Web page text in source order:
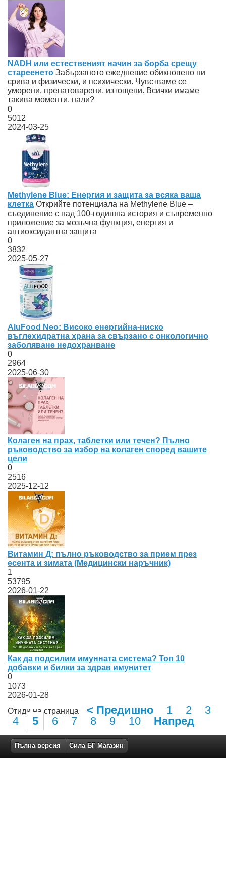
NADH или естественият начин за борба срещу
стареенето Забързаното ежедневие обикновено ни
срива и физически, и психически. Чувстваме се
уморени, пренатоварени, изтощени. Всички имаме
такива моменти, нали?
0
5012
2024-03-25
Methylene Blue: Енергия и защита за всяка ваша
клетка Открийте потенциала на Methylene Blue –
съединение с над 100-годишна история и съвременно
приложение за мозъчна функция, енергия и
антиоксидантна защита
0
3832
2025-05-27
AluFood Neo: Високо енергийна-ниско
въглехидратна храна за свързано с онкологично
заболяване недохранване
0
2964
2025-06-30
Колаген на прах, таблетки или течен? Пълно
ръководство за избор на колаген според вашите
цели
0
2516
2025-12-12
Витамин Д: пълно ръководство за прием през
есента и зимата (Медицински наръчник)
1
53795
2026-01-22
Как да подсилим имунната система? Топ 10
добавки и билки за здрав имунитет
0
1073
2026-01-28
Отиди на страница
< Предишно 1 2
3
4
5 6 7 8 9 10 Напред
Пълна версия Сила БГ Магазин